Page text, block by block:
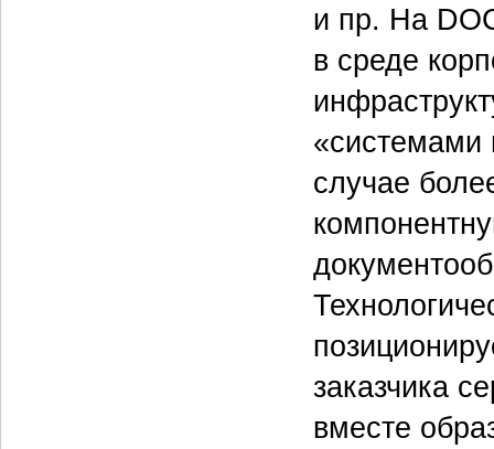
и пр. На
в среде
«системами
случае
заказчика
вместе